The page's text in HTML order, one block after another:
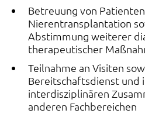
Betreuung von
Nierentransplantation
Abstimmung weiterer
therapeutischer
Teilnahme an Visiten
Bereitschaftsdienst und
interdisziplinären
anderen Fachbereichen